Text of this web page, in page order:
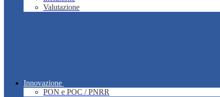
Valutazione
Innovazione
PON e POC / PNRR